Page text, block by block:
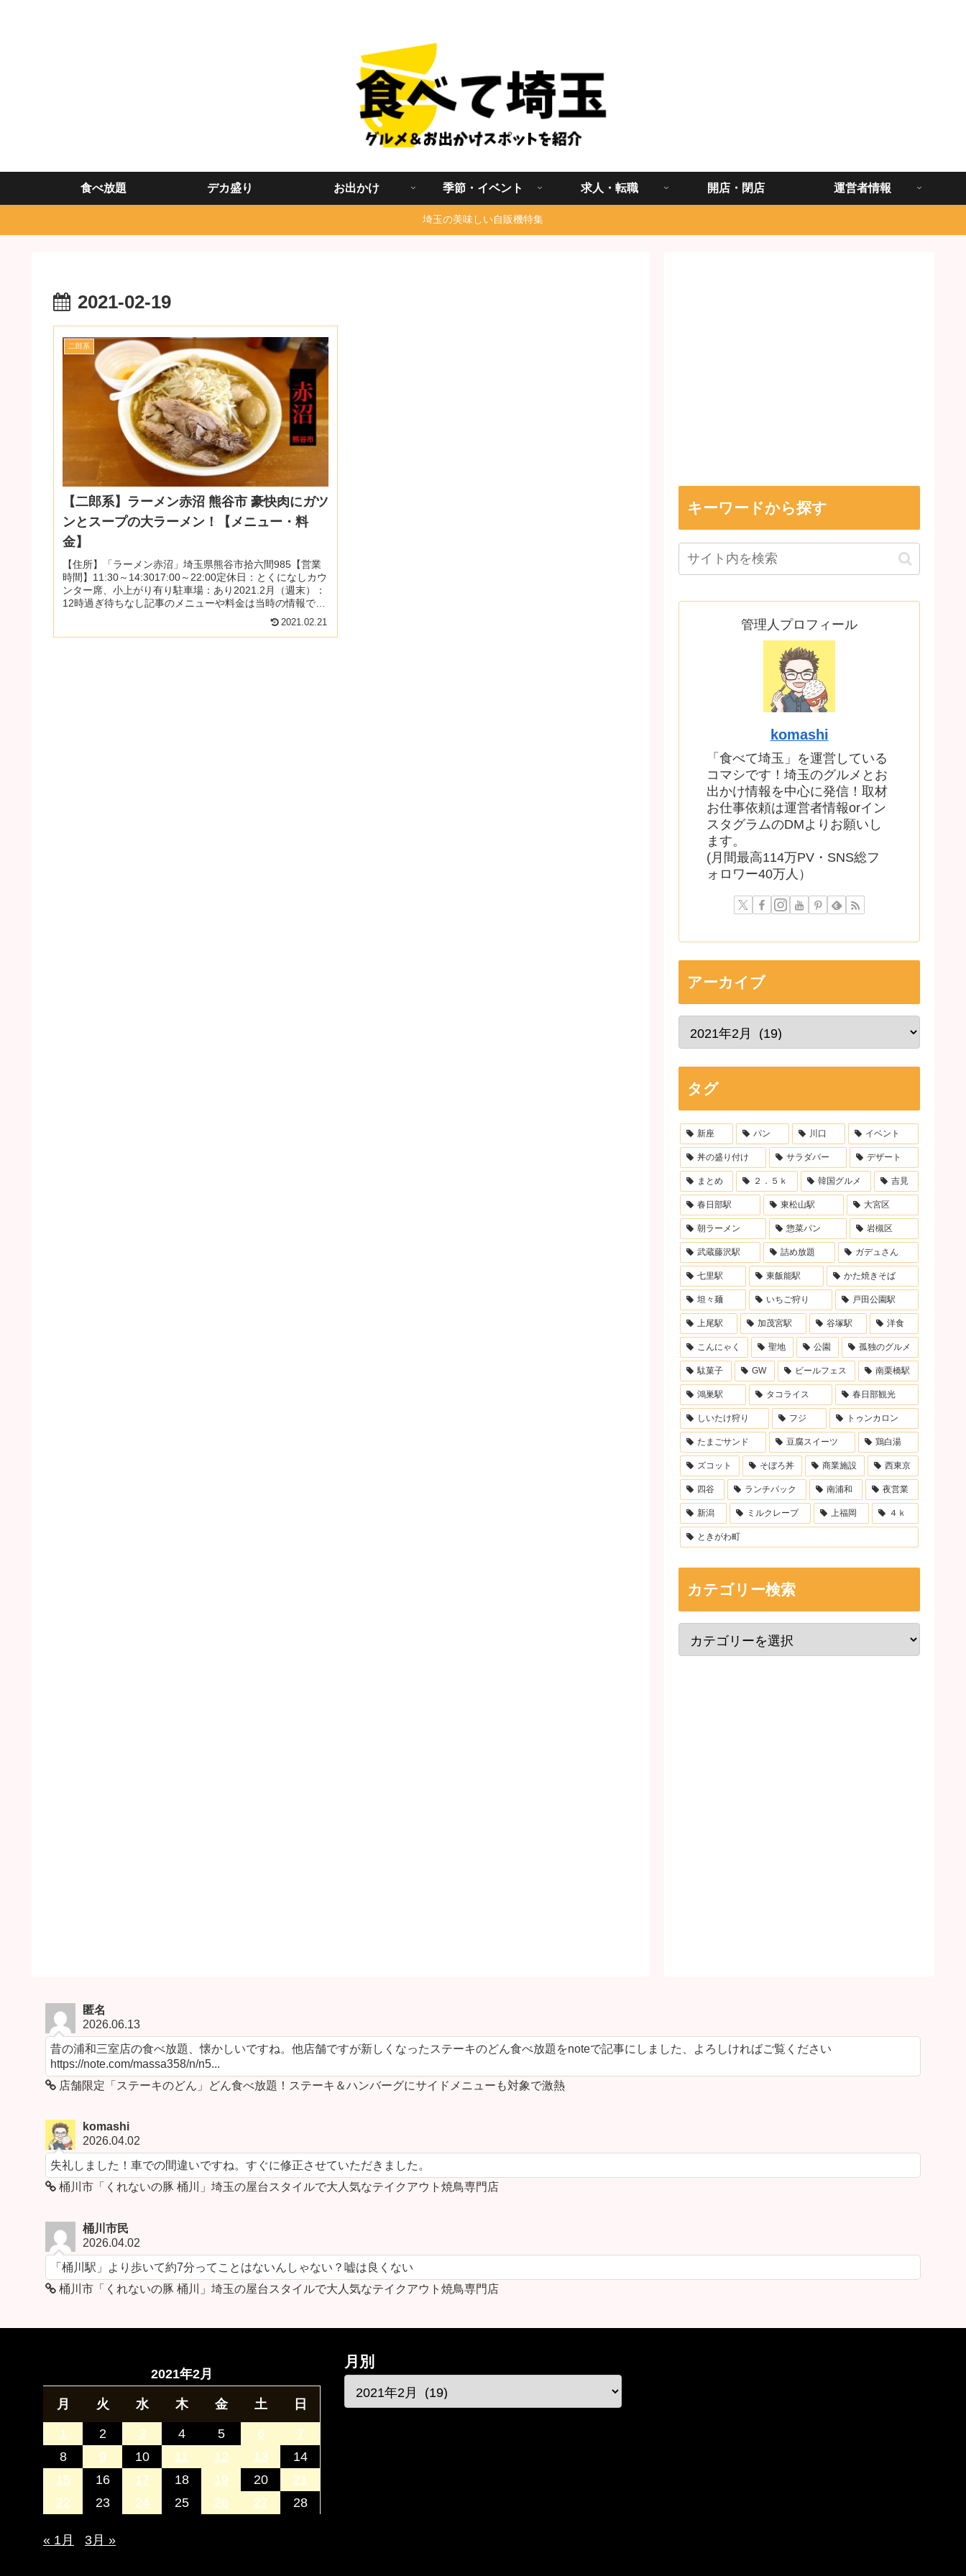
食べ放題 デカ盛り お出かけ 季節・イベント 求人・転職 開店・閉店 運営者情報
埼玉の美味しい自販機特集
2021-02-19
二郎系
【二郎系】ラーメン赤沼 熊谷市 豪快肉にガツ
ンとスープの大ラーメン！【メニュー・料
金】
【住所】「ラーメン赤沼」埼玉県熊谷市拾六間985【営業
時間】11:30～14:3017:00～22:00定休日：とくになしカウ
ンター席、小上がり有り駐車場：あり2021.2月（週末）：
12時過ぎ待ちなし記事のメニューや料金は当時の情報で
2021.02.21
キーワードから探す
管理人プロフィール
komashi
「食べて埼玉」を運営している
コマシです！埼玉のグルメとお
出かけ情報を中心に発信！取材
お仕事依頼は運営者情報orイン
スタグラムのDMよりお願いし
ます。
(月間最高114万PV・SNS総フ
ォロワー40万人）
アーカイブ
タグ
新座 パン 川口 イベント
丼の盛り付け サラダバー デザート
まとめ ２．５ｋ 韓国グルメ 吉見
春日部駅 東松山駅 大宮区
朝ラーメン 惣菜パン 岩槻区
武蔵藤沢駅 詰め放題 ガデュさん
七里駅 東飯能駅 かた焼きそば
坦々麺 いちご狩り 戸田公園駅
上尾駅 加茂宮駅 谷塚駅 洋食
こんにゃく 聖地 公園 孤独のグルメ
駄菓子 GW ビールフェス 南栗橋駅
鴻巣駅 タコライス 春日部観光
しいたけ狩り フジ トゥンカロン
たまごサンド 豆腐スイーツ 鶏白湯
ズコット そぼろ丼 商業施設 西東京
四谷 ランチパック 南浦和 夜営業
新潟 ミルクレープ 上福岡 ４ｋ
ときがわ町
カテゴリー検索
匿名
2026.06.13
昔の浦和三室店の食べ放題、懐かしいですね。他店舗ですが新しくなったステーキのどん食べ放題をnoteで記事にしました、よろしければご覧ください
https://note.com/massa358/n/n5...
店舗限定「ステーキのどん」どん食べ放題！ステーキ＆ハンバーグにサイドメニューも対象で激熱
komashi
2026.04.02
失礼しました！車での間違いですね。すぐに修正させていただきました。
桶川市「くれないの豚 桶川」埼玉の屋台スタイルで大人気なテイクアウト焼鳥専門店
桶川市民
2026.04.02
「桶川駅」より歩いて約7分ってことはないんしゃない？嘘は良くない
桶川市「くれないの豚 桶川」埼玉の屋台スタイルで大人気なテイクアウト焼鳥専門店
2021年2月
月 火 水 木 金 土 日
1 2 3 4 5 6
7
8
9 10 11 12 13
14
15
16 17 18 19 20
21
22
23 24 25 26 27 28
« 1月 3月 »
月別